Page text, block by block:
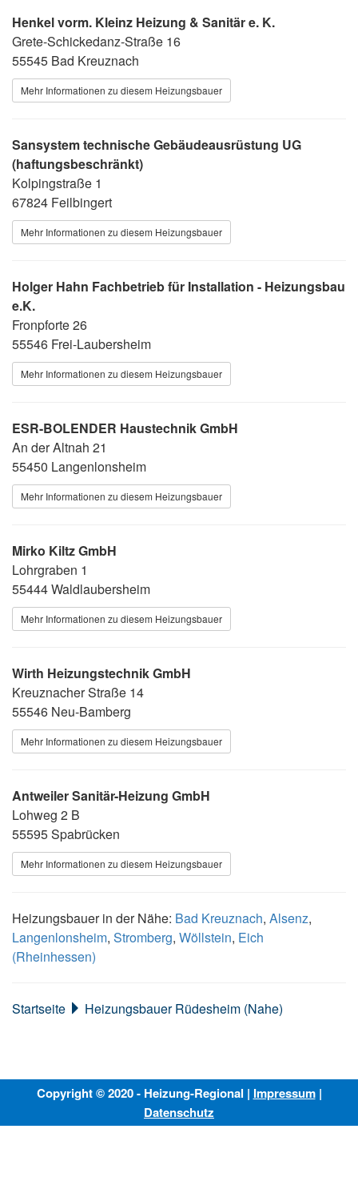
Henkel vorm. Kleinz Heizung & Sanitär e. K.
Grete-Schickedanz-Straße 16
55545 Bad Kreuznach
Mehr Informationen zu diesem Heizungsbauer
Sansystem technische Gebäudeausrüstung UG
(haftungsbeschränkt)
Kolpingstraße 1
67824 Feilbingert
Mehr Informationen zu diesem Heizungsbauer
Holger Hahn Fachbetrieb für Installation - Heizungsbau
e.K.
Fronpforte 26
55546 Frei-Laubersheim
Mehr Informationen zu diesem Heizungsbauer
ESR-BOLENDER Haustechnik GmbH
An der Altnah 21
55450 Langenlonsheim
Mehr Informationen zu diesem Heizungsbauer
Mirko Kiltz GmbH
Lohrgraben 1
55444 Waldlaubersheim
Mehr Informationen zu diesem Heizungsbauer
Wirth Heizungstechnik GmbH
Kreuznacher Straße 14
55546 Neu-Bamberg
Mehr Informationen zu diesem Heizungsbauer
Antweiler Sanitär-Heizung GmbH
Lohweg 2 B
55595 Spabrücken
Mehr Informationen zu diesem Heizungsbauer
Heizungsbauer in der Nähe: Bad Kreuznach, Alsenz,
Langenlonsheim, Stromberg, Wöllstein, Eich
(Rheinhessen)
Startseite Heizungsbauer Rüdesheim (Nahe)
Copyright © 2020 - Heizung-Regional | Impressum|
Datenschutz